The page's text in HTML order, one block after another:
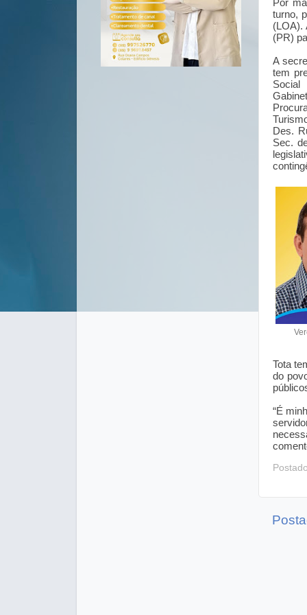
Por
turno,
(LOA).
(PR)
A
tem
Social
Des.
Sec.
Tota
do
“É